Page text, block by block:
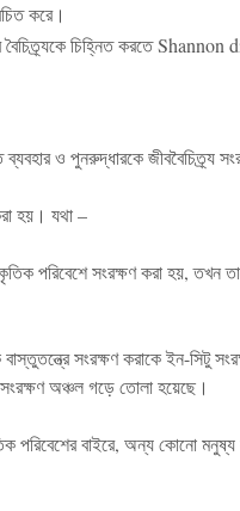
করে।
চিহ্নিত করতেShannon
ব্যবহারও পুনরুদ্ধারকেজীববৈচিত্র্য
হয় । যথা–
পরিবেশেসংরক্ষণকরাহয়,তখন
বাস্তুতন্ত্রেসংরক্ষণকরাকেইন-সিটু
সংরক্ষণঅঞ্চলগড়েতোলাহয়েছে ।
পরিবেশেরবাইরে, অন্যকোনোমনুষ্য